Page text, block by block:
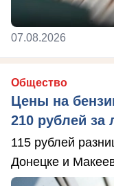
07.08.2026
Общество
Цены на
210 рублей за
115 рублей
Донецке и